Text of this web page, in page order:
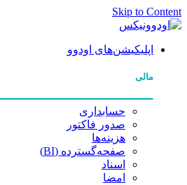
Skip to Content
اپلیکیشن‌های اودوو
مالی
حسابداری
صدور فاکتور
هزینه‌ها
صفحه‌گسترده (BI)
اسناد
امضا